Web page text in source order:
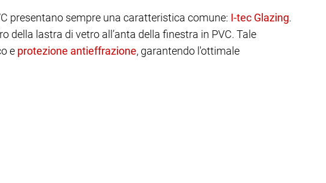
presentano sempre una caratteristica comune:
.
lastra di vetro all’anta della finestra in PVC. Tale
e
, garantendo l'ottimale